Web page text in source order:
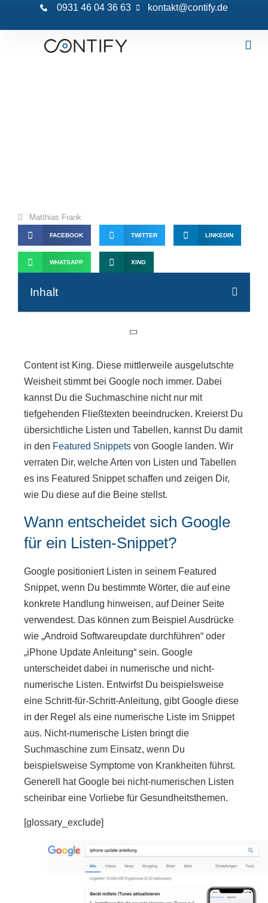
0931 46 04 36 63 kontakt@contify.de
Matthias Frank
FACEBOOK TWITTER LINKEDIN
WHATSAPP XING
Inhalt
Content ist King. Diese mittlerweile ausgelutschte
Weisheit stimmt bei Google noch immer. Dabei
kannst Du die Suchmaschine nicht nur mit
tiefgehenden Fließtexten beeindrucken. Kreierst Du
übersichtliche Listen und Tabellen, kannst Du damit
in den Featured Snippets von Google landen. Wir
verraten Dir, welche Arten von Listen und Tabellen
es ins Featured Snippet schaffen und zeigen Dir,
wie Du diese auf die Beine stellst.
Wann entscheidet sich Google
für ein Listen-Snippet?
Google positioniert Listen in seinem Featured
Snippet, wenn Du bestimmte Wörter, die auf eine
konkrete Handlung hinweisen, auf Deiner Seite
verwendest. Das können zum Beispiel Ausdrücke
wie „Android Softwareupdate durchführen“ oder
„iPhone Update Anleitung“ sein. Google
unterscheidet dabei in numerische und nicht-
numerische Listen. Entwirfst Du beispielsweise
eine Schritt-für-Schritt-Anleitung, gibt Google diese
in der Regel als eine numerische Liste im Snippet
aus. Nicht-numerische Listen bringt die
Suchmaschine zum Einsatz, wenn Du
beispielsweise Symptome von Krankheiten führst.
Generell hat Google bei nicht-numerischen Listen
scheinbar eine Vorliebe für Gesundheitsthemen.
[glossary_exclude]